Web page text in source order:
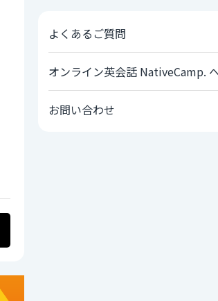
よくあるご質問
オンライン英会話 NativeCamp.
お問い合わせ